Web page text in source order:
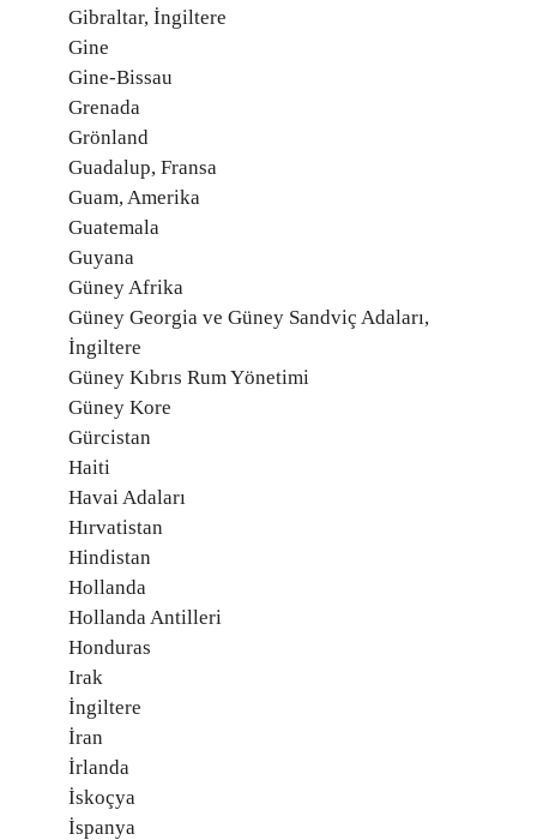
Gibraltar, İngiltere
Gine
Gine-Bissau
Grenada
Grönland
Guadalup, Fransa
Guam, Amerika
Guatemala
Guyana
Güney Afrika
Güney Georgia ve Güney Sandviç Adaları,
İngiltere
Güney Kıbrıs Rum Yönetimi
Güney Kore
Gürcistan
Haiti
Havai Adaları
Hırvatistan
Hindistan
Hollanda
Hollanda Antilleri
Honduras
Irak
İngiltere
İran
İrlanda
İskoçya
İspanya